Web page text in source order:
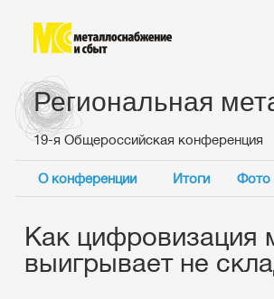
Региональная
19-я Общероссийская конференция
О конференции Итоги Фото
Как цифровизация
выигрывает не